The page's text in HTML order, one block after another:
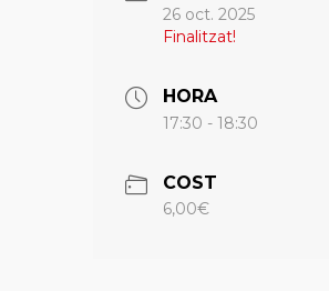
26 oct. 2025
Finalitzat!
HORA
17:30 - 18:30
COST
6,00€